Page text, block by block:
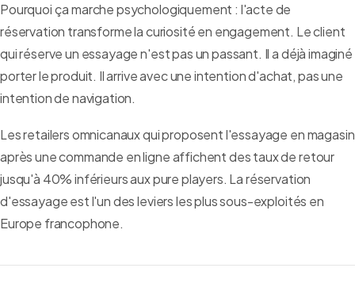
Pourquoi ça marche psychologiquement : l'acte de
réservation transforme la curiosité en engagement. Le client
qui réserve un essayage n'est pas un passant. Il a déjà imaginé
porter le produit. Il arrive avec une intention d'achat, pas une
intention de navigation.
Les retailers omnicanaux qui proposent l'essayage en magasin
après une commande en ligne affichent des taux de retour
jusqu'à 40% inférieurs aux pure players. La réservation
d'essayage est l'un des leviers les plus sous-exploités en
Europe francophone.